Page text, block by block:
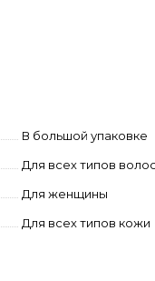
GLYCERIN,
В большой упаковке
Для всех типов волос
Для женщины
Для всех типов кожи